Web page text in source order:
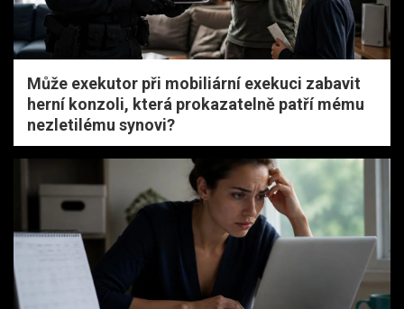
Může exekutor při mobiliární exekuci zabavit
herní konzoli, která prokazatelně patří mému
nezletilému synovi?